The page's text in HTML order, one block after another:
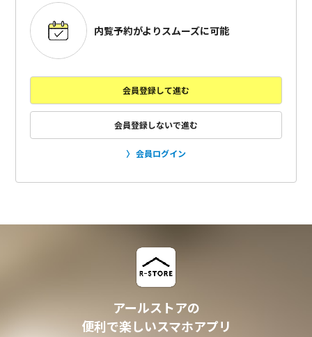
内覧予約がよりスムーズに可能
会員登録して進む
会員登録しないで進む
会員ログイン
アールストアの
便利で楽しいスマホアプリ